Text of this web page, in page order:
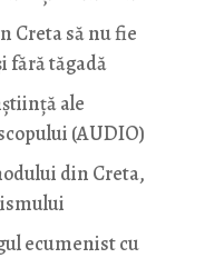
Creta să nu fie
fără tăgadă
ale
(AUDIO)
din Creta,
ecumenist cu